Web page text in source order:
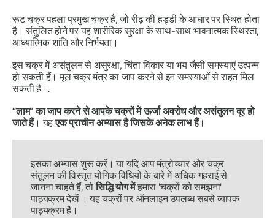
रूट चक्र पहला प्रमुख चक्र है, जो रीढ़ की हड्डी के आधार पर स्थित होता
है। संतुलित होने पर यह शारीरिक सुरक्षा के साथ-साथ भावनात्मक स्थिरता,
आध्यात्मिक शांति और निर्भयता ।
इस चक्र में असंतुलन से असुरक्षा, चिंता विकार या भय जैसी समस्याएं उत्पन्न
हो सकती हैं। मूल चक्र मंत्र का जाप करने से इन समस्याओं से राहत मिल
सकती है।.
“लाम” का जाप करने से आपके चक्रों में ऊर्जा अवरोध और असंतुलन दूर हो
जाते हैं। यहएक प्राचीन अभ्यास है जिसके अनेक लाभ हैं।
इसका अभ्यास शुरू करें। या यदि आप मंत्रोच्चार और चक्र
संतुलन की विस्तृत योगिक विधियों के बारे में अधिक गहराई से
जानना चाहते हैं, तोसिद्धि योग मेंहमारा 'चक्रों को समझना'
पाठ्यक्रम देखें । यह चक्रों पर ऑनलाइन उपलब्ध सबसे व्यापक
पाठ्यक्रम है।